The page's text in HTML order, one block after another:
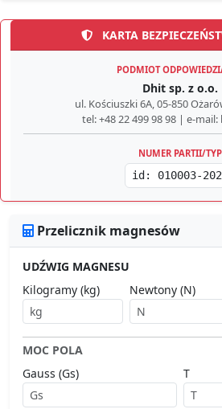
KARTA
PODMIOT
Dhit sp. z o.o.
ul. Kościuszki 6A, 05-850
tel: +48 22 499 98 98 | e-
NUMER PARTII/TYP
id: 010003-
Przelicznik magnesów
UDŹWIG MAGNESU
Kilogramy (kg)
Newtony (N)
MOC POLA
Gauss (Gs)
T